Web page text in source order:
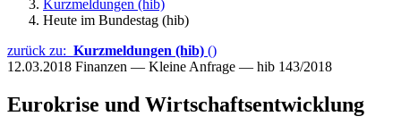
Kurzmeldungen (hib)
Heute im Bundestag (hib)
zurück zu: Kurzmeldungen (hib) ()
12.03.2018 Finanzen — Kleine Anfrage — hib 143/2018
Eurokrise und Wirtschaftsentwicklung